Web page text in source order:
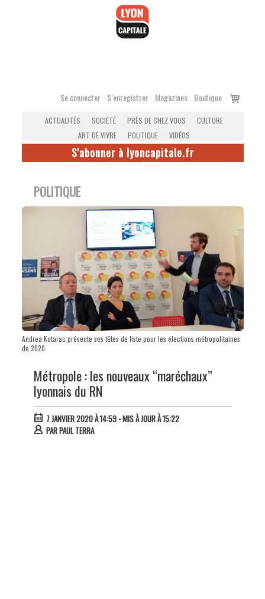
Se connecter S’enregistrer Magazines Boutique
Voir
ACTUALITÉS SOCIÉTÉ PRÈS DE CHEZ VOUS
CULTURE
ART DE VIVRE
POLITIQUE VIDÉOS
S'abonner à lyoncapitale.fr
POLITIQUE
Andrea Kotarac présente ses têtes de liste pour les élections métropolitaines
de 2020
Métropole : les nouveaux “maréchaux”
lyonnais du RN
7 JANVIER 2020 À 14:59- MIS À JOUR À 15:22
PARPAUL TERRA